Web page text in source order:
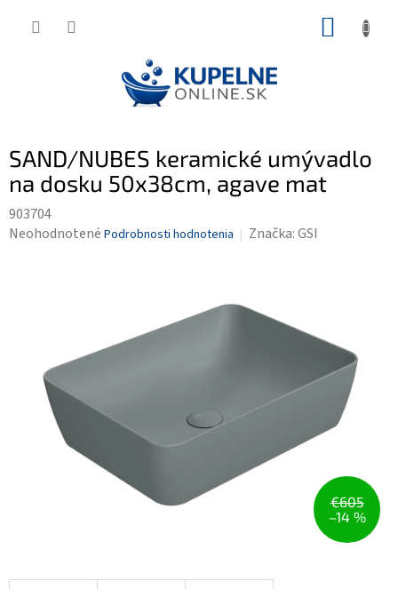
SAND/NUBES keramické umývadlo
na dosku 50x38cm, agave mat
903704
Priemerné
hviezdičiek.
Neohodnotené Podrobnosti hodnotenia Značka:GSI
€605
–14 %